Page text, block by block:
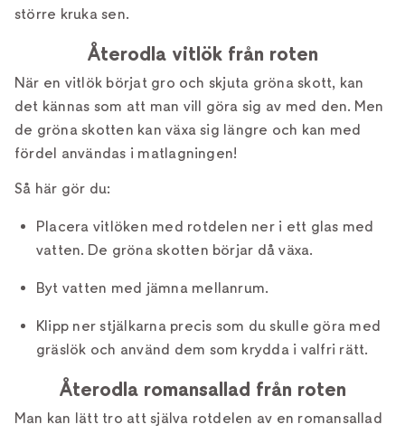
större kruka sen.
Återodla vitlök från roten
När en vitlök börjat gro och skjuta gröna skott, kan
det kännas som att man vill göra sig av med den. Men
de gröna skotten kan växa sig längre och kan med
fördel användas i matlagningen!
Så här gör du:
Placera vitlöken med rotdelen ner i ett glas med
vatten. De gröna skotten börjar då växa.
Byt vatten med jämna mellanrum.
Klipp ner stjälkarna precis som du skulle göra med
gräslök och använd dem som krydda i valfri rätt.
Återodla romansallad från roten
Man kan lätt tro att själva rotdelen av en romansallad